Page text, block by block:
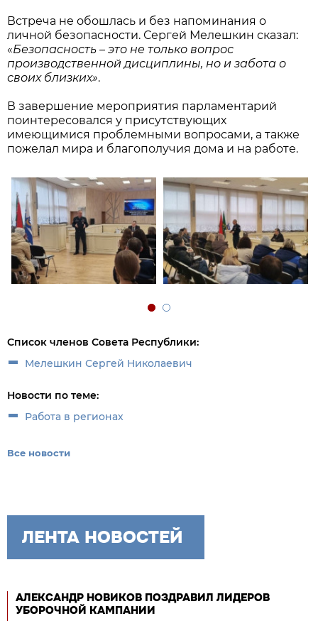
Встреча не обошлась и без напоминания о
личной безопасности. Сергей Мелешкин сказал:
«Безопасность – это не только вопрос
производственной дисциплины, но и забота о
своих близких».
В завершение мероприятия парламентарий
поинтересовался у присутствующих
имеющимися проблемными вопросами, а также
пожелал мира и благополучия дома и на работе.
Список членов Совета Республики:
Мелешкин Сергей Николаевич
Новости по теме:
Работа в регионах
Все новости
ЛЕНТА НОВОСТЕЙ
АЛЕКСАНДР НОВИКОВ ПОЗДРАВИЛ ЛИДЕРОВ
УБОРОЧНОЙ КАМПАНИИ